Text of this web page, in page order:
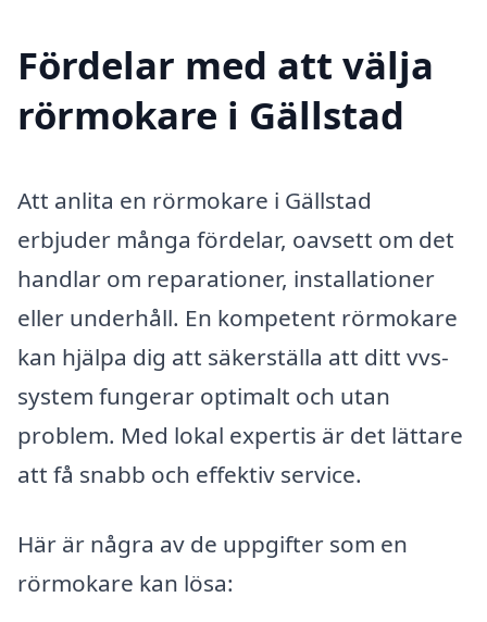
Fördelar med att välja
rörmokare i Gällstad
Att anlita en rörmokare i Gällstad
erbjuder många fördelar, oavsett om det
handlar om reparationer, installationer
eller underhåll. En kompetent rörmokare
kan hjälpa dig att säkerställa att ditt vvs-
system fungerar optimalt och utan
problem. Med lokal expertis är det lättare
att få snabb och effektiv service.
Här är några av de uppgifter som en
rörmokare kan lösa: